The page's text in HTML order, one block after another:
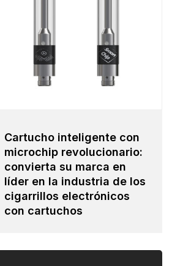
Cartucho inteligente con
microchip revolucionario:
convierta su marca en
líder en la industria de los
cigarrillos electrónicos
con cartuchos